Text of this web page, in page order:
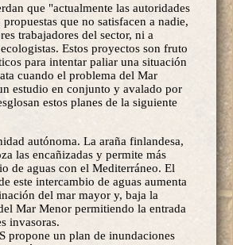
que "actualmente las autoridades
propuestas que no satisfacen a nadie,
trabajadores del sector, ni a
Estos proyectos son fruto
para intentar paliar una situación
cuando el problema del Mar
estudio en conjunto y avalado por
estos planes de la siguiente
autónoma. La araña finlandesa,
las encañizadas y permite más
de aguas con el Mediterráneo. El
este intercambio de aguas aumenta
del mar mayor y, baja la
Mar Menor permitiendo la entrada
invasoras.
propone un plan de inundaciones